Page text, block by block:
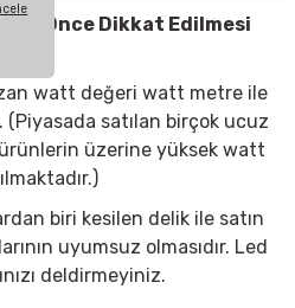
Önce Dikkat Edilmesi
watt değeri watt metre ile
(Piyasada satılan birçok ucuz
üzerine yüksek watt
biri kesilen delik ile satın
uyumsuz olmasıdır. Led
deldirmeyiniz.